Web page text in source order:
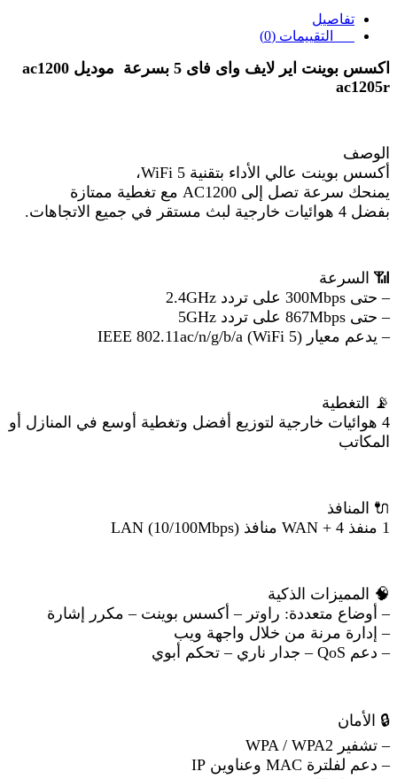
تفاصيل
التقييمات (0)
اكسس بوينت اير لايف واى فاى 5 بسرعة ac1200 موديل
ac1205r
الوصف
أكسس بوينت عالي الأداء بتقنية WiFi 5،
يمنحك سرعة تصل إلى AC1200 مع تغطية ممتازة
بفضل 4 هوائيات خارجية لبث مستقر في جميع الاتجاهات.
📶 السرعة
– حتى 300Mbps على تردد 2.4GHz
– حتى 867Mbps على تردد 5GHz
– يدعم معيار IEEE 802.11ac/n/g/b/a (WiFi 5)
📡
التغطية
4 هوائيات خارجية لتوزيع أفضل وتغطية أوسع في المنازل أو
المكاتب
🔌 المنافذ
1 منفذ WAN + 4 منافذ LAN (10/100Mbps)
🧠
المميزات الذكية
– أوضاع متعددة: راوتر – أكسس بوينت – مكرر إشارة
– إدارة مرنة من خلال واجهة ويب
– دعم QoS – جدار ناري – تحكم أبوي
🔒 الأمان
– تشفير WPA / WPA2
– دعم لفلترة MAC وعناوين IP